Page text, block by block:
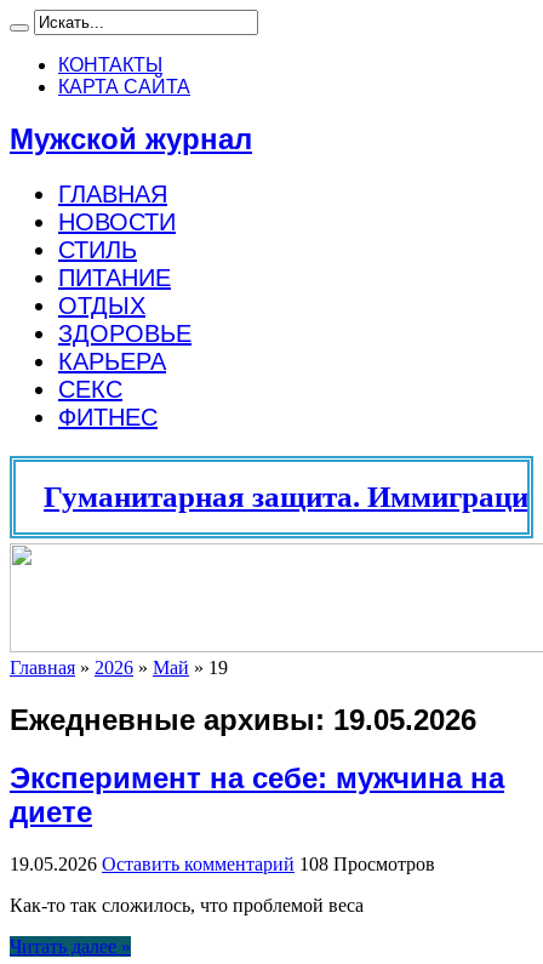
КОНТАКТЫ
КАРТА САЙТА
Мужской журнал
ГЛАВНАЯ
НОВОСТИ
СТИЛЬ
ПИТАНИЕ
ОТДЫХ
ЗДОРОВЬЕ
КАРЬЕРА
СЕКС
ФИТНЕС
Гуманитарная защита.
Главная » 2026 » Май » 19
Ежедневные архивы: 19.05.2026
Эксперимент на себе: мужчина на
диете
19.05.2026 Оставить комментарий 108 Просмотров
Как-то так сложилось, что проблемой веса
Читать далее »